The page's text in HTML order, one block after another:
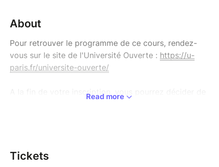
About
Pour retrouver le programme de ce cours, rendez-
vous sur le site de l'Université Ouverte : https://u-
paris.fr/universite-ouverte/
A la fin de votre inscription, vous pourrez décider de
l’Université
Read more
Tickets